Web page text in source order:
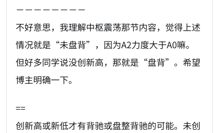
－－－－－－－－
不好意思，我理解中枢震荡那节内容，觉得上述
情况就是“未盘背”，因为A2力度大于A0嘛。
但好多同学说没创新高，那就是“盘背”。希望
博主明确一下。
==
创新高或新低才有背驰或盘整背驰的可能。未创